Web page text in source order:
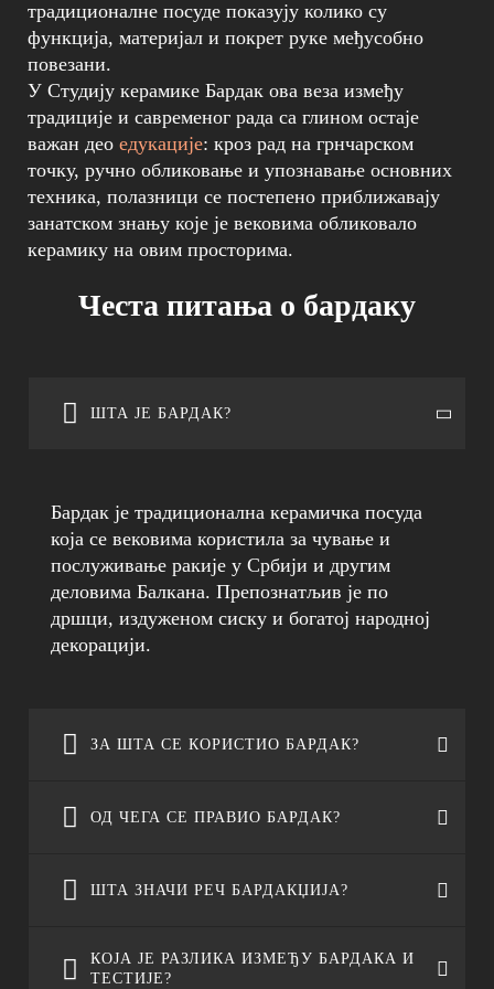
традиционалне посуде показују колико су
функција, материјал и покрет руке међусобно
повезани.
У Студију керамике Бардак ова веза између
традиције и савременог рада са глином остаје
важан део едукације: кроз рад на грнчарском
точку, ручно обликовање и упознавање основних
техника, полазници се постепено приближавају
занатском знању које је вековима обликовало
керамику на овим просторима.
Честа питања о бардаку
ШТА ЈЕ БАРДАК?
Бардак је традиционална керамичка посуда
која се вековима користила за чување и
послуживање ракије у Србији и другим
деловима Балкана. Препознатљив је по
дршци, издуженом сиску и богатој народној
декорацији.
ЗА ШТА СЕ КОРИСТИО БАРДАК?
свакодневног живота, свадби, слава и других
ОД ЧЕГА СЕ ПРАВИО БАРДАК?
су на грнчарском точку и глазирани како би
ШТА ЗНАЧИ РЕЧ БАРДАКЏИЈА?
КОЈА ЈЕ РАЗЛИКА ИЗМЕЂУ БАРДАКА И
ТЕСТИЈЕ?